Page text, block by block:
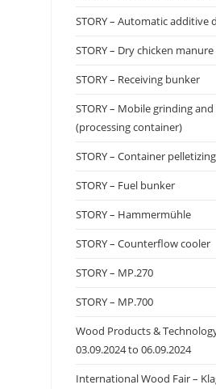
STORY – Automatic additive
STORY – Dry chicken
STORY – Receiving bunker
STORY – Mobile grinding
(processing container)
STORY – Container pelletizing
STORY – Fuel bunker
STORY – Hammermühle
STORY – Counterflow cooler
STORY – MP.270
STORY – MP.700
Wood Products &
03.09.2024 to 06.09.2024
International Wood Fair –